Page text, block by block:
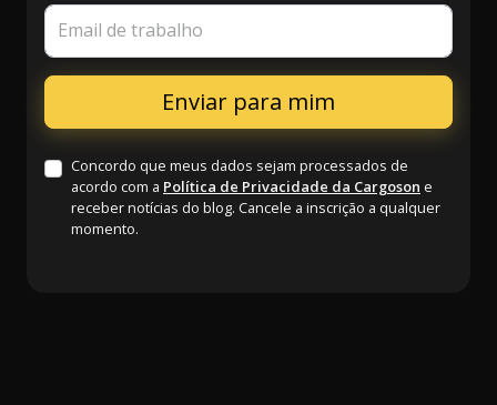
Email de trabalho
Concordo que meus dados sejam processados de
acordo com a Política de Privacidade da Cargoson e
receber notícias do blog. Cancele a inscrição a qualquer
momento.